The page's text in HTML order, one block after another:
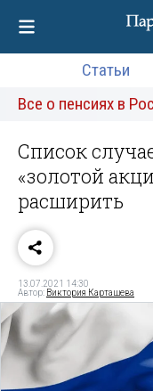
Статьи
Все о пенсиях в
Список
«золотой
расширить
13.07.2021 14:30
Автор: Виктория Карташева